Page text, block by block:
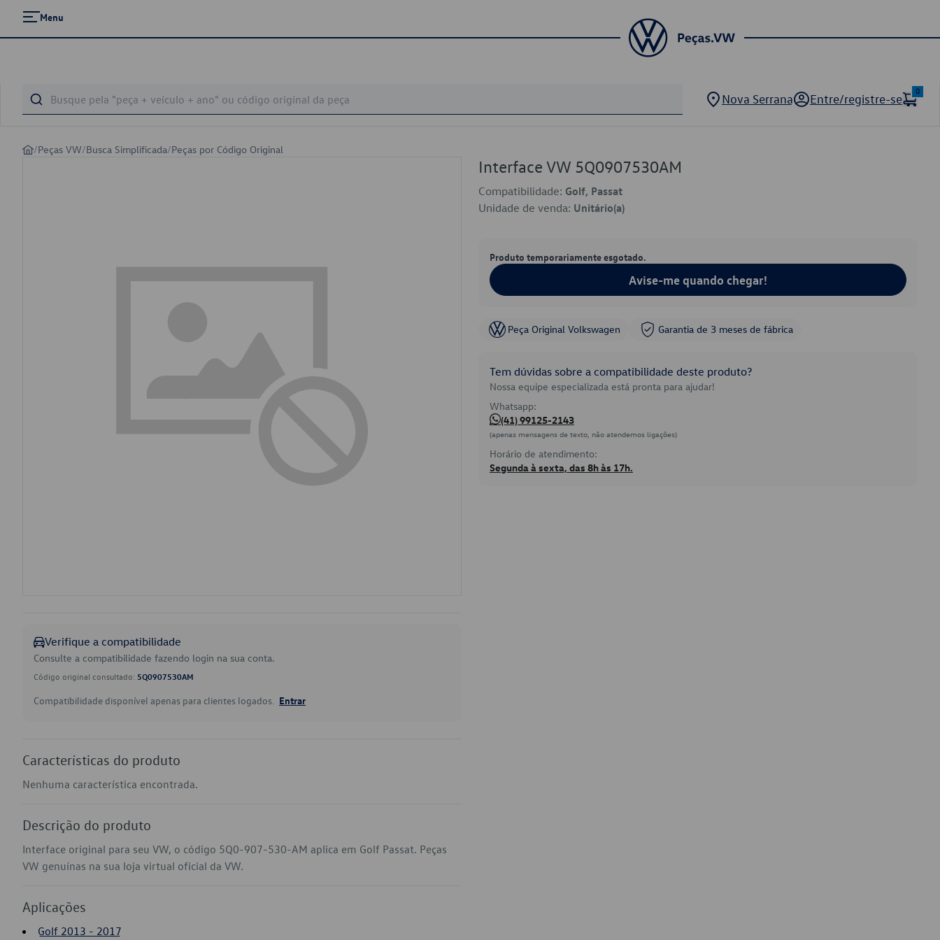
Menu
Nova Serrana Entre/registre-se
0
/Peças VW/Busca Simplificada/Peças por Código Original
Verifique a compatibilidade
Consulte a compatibilidade fazendo login na sua conta.
Código original consultado: 5Q0907530AM
Compatibilidade disponível apenas para clientes logados. Entrar
Características do produto
Nenhuma característica encontrada.
Descrição do produto
Interface original para seu VW, o código 5Q0-907-530-AM aplica em Golf Passat. Peças
VW genuínas na sua loja virtual oficial da VW.
Aplicações
Golf 2013 - 2017
Interface VW 5Q0907530AM
Compatibilidade: Golf, Passat
Unidade de venda: Unitário(a)
Produto temporariamente esgotado.
Avise-me quando chegar!
Peça Original Volkswagen Garantia de 3 meses de fábrica
Tem dúvidas sobre a compatibilidade deste produto?
Nossa equipe especializada está pronta para ajudar!
Whatsapp:
(41) 99125-2143
(apenas mensagens de texto, não atendemos ligações)
Horário de atendimento:
Segunda à sexta, das 8h às 17h.